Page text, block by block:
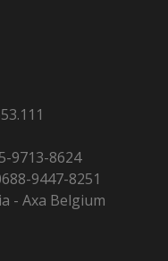
9713-8624
9447-8251
- Axa Belgium